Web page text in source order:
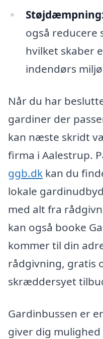
også reducere
hvilket skaber
indendørs
Når du har
gardiner der
kan næste skridt
firma i Aalestrup.
ggb.dk kan du
lokale
med alt fra
kan også booke
kommer til din
rådgivning, gratis
skræddersyet
Gardinbussen er
giver dig